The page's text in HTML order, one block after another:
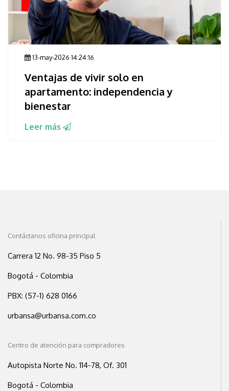
13-may-2026 14:24:16
Ventajas de vivir solo en
apartamento: independencia y
bienestar
Leer más
Contáctanos oficina principal
Carrera 12 No. 98-35 Piso 5
Bogotá - Colombia
PBX: (57-1) 628 0166
urbansa@urbansa.com.co
Centro de atención para compradores
Autopista Norte No. 114-78, Of. 301
Bogotá - Colombia